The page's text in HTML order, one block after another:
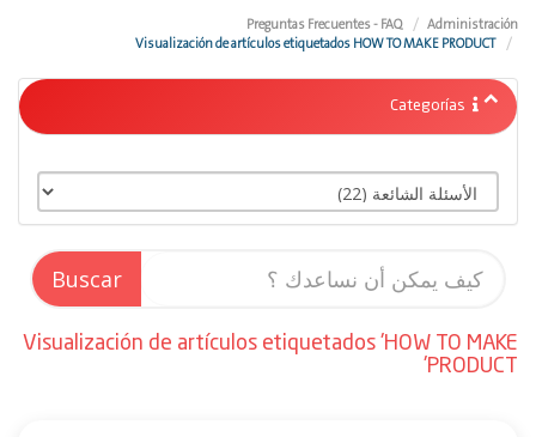
Administración
Preguntas Frecuentes - FAQ
Visualización de artículos etiquetados HOW TO MAKE PRODUCT
Categorías
Visualización de artículos etiquetados 'HOW TO MAKE
PRODUCT'